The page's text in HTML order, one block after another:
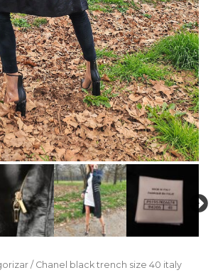
/ Chanel black trench size 40 italy